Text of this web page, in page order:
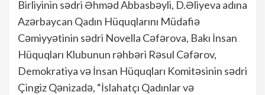
Birliyinin sədri Əhməd Abbasbəyli, D.Əliyeva adına
Azərbaycan Qadın Hüquqlarını Müdafiə
Cəmiyyətinin sədri Novella Cəfərova, Bakı İnsan
Hüquqları Klubunun rəhbəri Rəsul Cəfərov,
Demokratiya və İnsan Hüquqları Komitəsinin sədri
Çingiz Qənizadə, “İslahatçı Qadınlar və